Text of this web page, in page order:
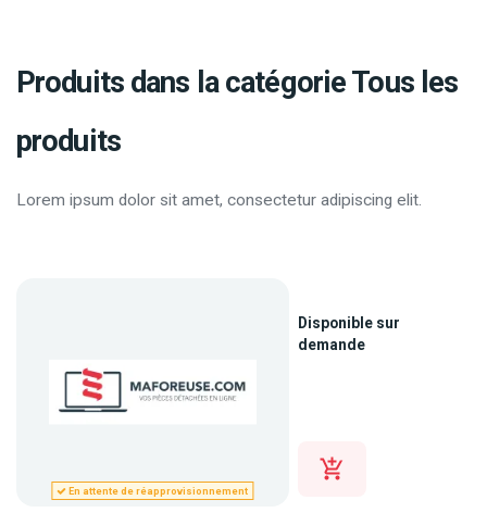
Produits dans la catégorie Tous les
produits
Lorem ipsum dolor sit amet, consectetur adipiscing elit.
En attente de réapprovisionnement
Disponible sur
demande